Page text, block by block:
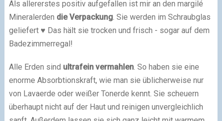
Als allererstes positiv aufgefallen ist mir an den margilé
Mineralerden die Verpackung. Sie werden im Schraubglas
geliefert ♥ Das hält sie trocken und frisch - sogar auf dem
Badezimmerregal!
Alle Erden sind ultrafein vermahlen. So haben sie eine
enorme Absorbtionskraft, wie man sie üblicherweise nur
von Lavaerde oder weißer Tonerde kennt. Sie scheuern
überhaupt nicht auf der Haut und reinigen unvergleichlich